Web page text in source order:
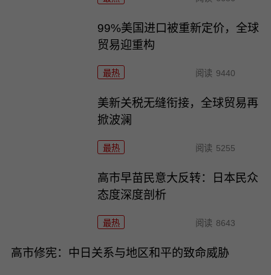
99%美国进口被重新定价，全球
贸易迎重构
最热 阅读 9440
美新关税无缝衔接，全球贸易再
掀波澜
最热 阅读 5255
高市早苗民意大反转：日本民众
态度深度剖析
最热 阅读 8643
高市修宪：中日关系与地区和平的致命威胁